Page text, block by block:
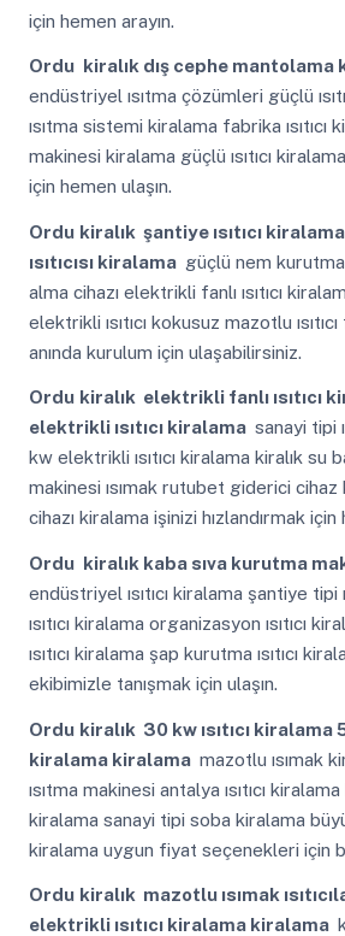
için hemen arayın.
Ordu kiralık dış cephe mantolama
endüstriyel ısıtma çözümleri güçlü
ısıtma sistemi kiralama fabrika ısıtıcı
makinesi kiralama güçlü ısıtıcı
için hemen ulaşın.
Ordu kiralık şantiye ısıtıcı
ısıtıcısı kiralama güçlü nem kurutma
alma cihazı elektrikli fanlı ısıtıcı
elektrikli ısıtıcı kokusuz mazotlu ısıtıcı
anında kurulum için ulaşabilirsiniz.
Ordu kiralık elektrikli fanlı ısıtıcı
elektrikli ısıtıcı kiralama sanayi tipi
kw elektrikli ısıtıcı kiralama kiralık su
makinesi ısımak rutubet giderici
cihazı kiralama işinizi hızlandırmak için
Ordu kiralık kaba sıva kurutma
endüstriyel ısıtıcı kiralama şantiye tipi
ısıtıcı kiralama organizasyon ısıtıcı
ısıtıcı kiralama şap kurutma ısıtıcı
ekibimizle tanışmak için ulaşın.
Ordu kiralık 30 kw ısıtıcı kiralama
kiralama kiralama mazotlu ısımak
ısıtma makinesi antalya ısıtıcı kiralama
kiralama sanayi tipi soba kiralama büyük
kiralama uygun fiyat seçenekleri için
Ordu kiralık mazotlu ısımak
elektrikli ısıtıcı kiralama kiralama